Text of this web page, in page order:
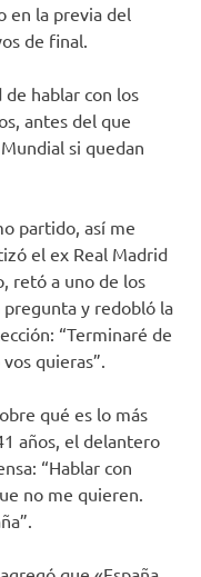
en la previa del
de final.
hablar con los
antes del que
si quedan
partido, así me
el ex Real Madrid
retó a uno de los
pregunta y redobló la
“Terminaré de
quieras”.
qué es lo más
años, el delantero
“Hablar con
no me quieren.